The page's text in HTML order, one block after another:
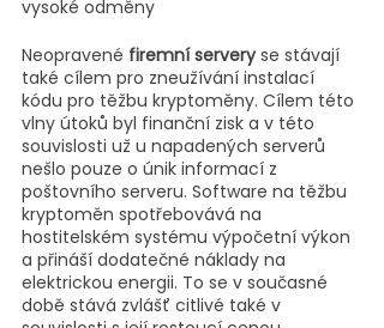
vysoké odměny
Neopravené firemní servery se stávají
také cílem pro zneužívání instalací
kódu pro těžbu kryptoměny. Cílem této
vlny útoků byl finanční zisk a v této
souvislosti už u napadených serverů
nešlo pouze o únik informací z
poštovního serveru. Software na těžbu
kryptoměn spotřebovává na
hostitelském systému výpočetní výkon
a přináší dodatečné náklady na
elektrickou energii. To se v současné
době stává zvlášť citlivé také v